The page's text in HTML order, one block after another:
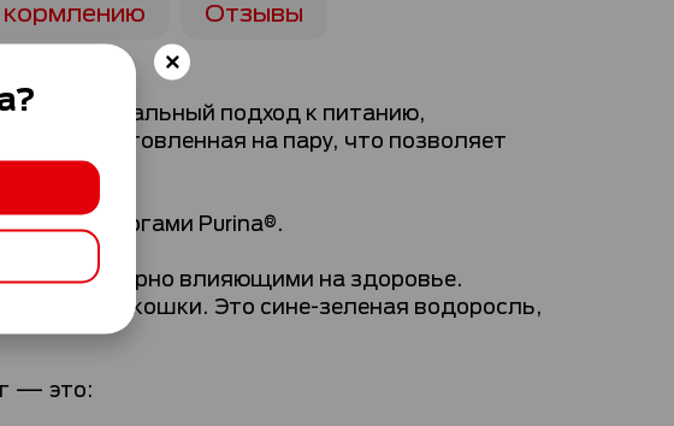
?индивидуальный подход к питанию,
приготовленная на пару, что позволяет
и диетологами Purina®.
благотворно влияющими на здоровье.
кошки. Это сине-зеленая водоросль,
— это:
Отзывы